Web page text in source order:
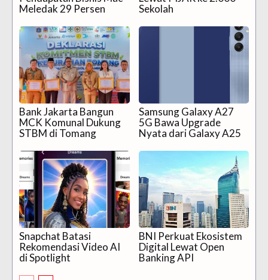
Meledak 29 Persen
Sekolah
Bank Jakarta Bangun
MCK Komunal Dukung
STBM di Tomang
Samsung Galaxy A27
5G Bawa Upgrade
Nyata dari Galaxy A25
Snapchat Batasi
Rekomendasi Video AI
di Spotlight
BNI Perkuat Ekosistem
Digital Lewat Open
Banking API